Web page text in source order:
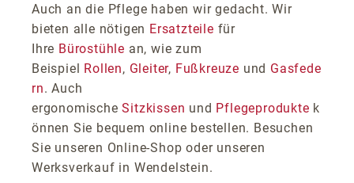
Auch an die Pflege haben wir gedacht. Wir
bieten alle nötigen Ersatzteile für
Ihre Bürostühle an, wie zum
Beispiel Rollen, Gleiter, Fußkreuze und Gasfede
rn. Auch
ergonomischeSitzkissen und Pflegeprodukte k
önnen Sie bequem online bestellen. Besuchen
Sie unseren Online-Shop oder unseren
Werksverkauf in Wendelstein.